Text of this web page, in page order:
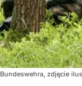
Bundeswehra, zdjęcie